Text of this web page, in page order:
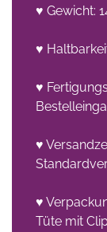
♥ Gewicht:
♥
♥
♥
♥
Tüte mit